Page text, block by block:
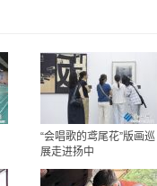
“会唱歌的鸢尾花”版画巡
展走进扬中